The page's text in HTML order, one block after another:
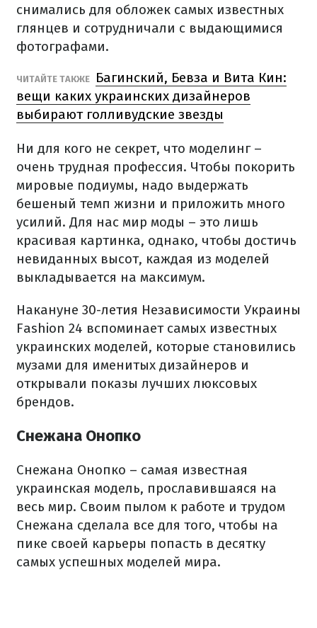
снимались для обложек самых известных
глянцев и сотрудничали с выдающимися
фотографами.
ЧИТАЙТЕ ТАКЖЕ
Багинский, Бевза и Вита Кин:
вещи каких украинских дизайнеров
выбирают голливудские звезды
Ни для кого не секрет, что моделинг –
очень трудная профессия. Чтобы покорить
мировые подиумы, надо выдержать
бешеный темп жизни и приложить много
усилий. Для нас мир моды – это лишь
красивая картинка, однако, чтобы достичь
невиданных высот, каждая из моделей
выкладывается на максимум.
Накануне 30-летия Независимости Украины
Fashion 24 вспоминает самых известных
украинских моделей, которые становились
музами для именитых дизайнеров и
открывали показы лучших люксовых
брендов.
Снежана Онопко
Снежана Онопко – самая известная
украинская модель, прославившаяся на
весь мир. Своим пылом к работе и трудом
Снежана сделала все для того, чтобы на
пике своей карьеры попасть в десятку
самых успешных моделей мира.